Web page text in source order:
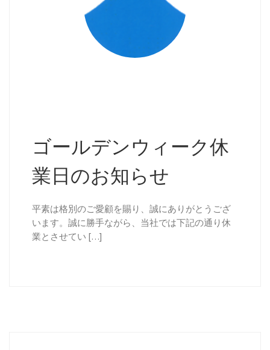
ゴールデンウィーク休
業日のお知らせ
平素は格別のご愛顧を賜り、誠にありがとうござ
います。誠に勝手ながら、当社では下記の通り休
業とさせてい […]